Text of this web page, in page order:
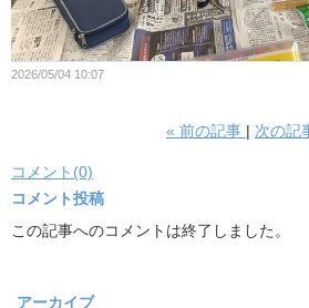
2026/05/04 10:07
« 前の記事 次の記
コメント(0)
コメント投稿
この記事へのコメントは終了しました。
アーカイブ